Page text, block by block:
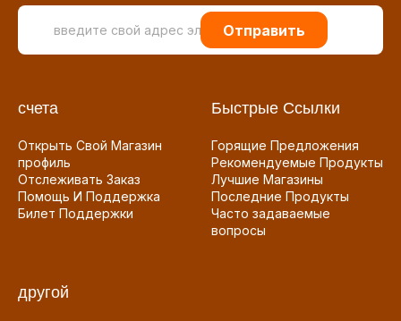
Отправить
счета
Открыть Свой Магазин
профиль
Отслеживать Заказ
Помощь И Поддержка
Билет Поддержки
Быстрые Ссылки
Горящие Предложения
Рекомендуемые Продукты
Лучшие Магазины
Последние Продукты
Часто задаваемые
вопросы
другой